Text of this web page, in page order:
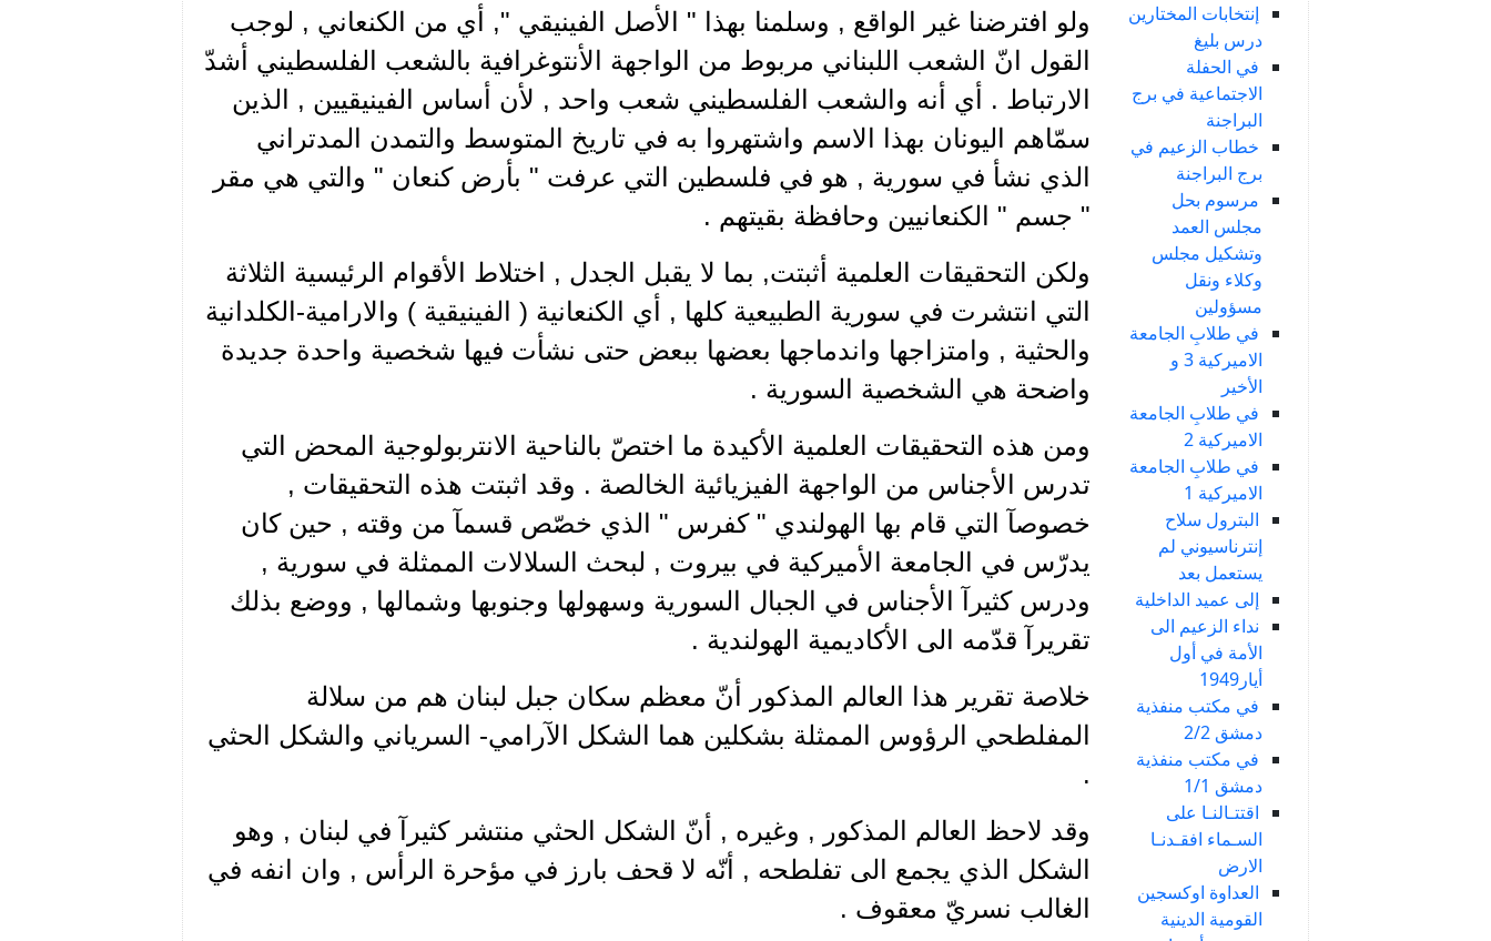
إنتخابات المختارين
درس بليغ
في الحفلة
الاجتماعية في برج
البراجنة
خطاب الزعيم في
برج البراجنة
مرسوم بحل
مجلس العمد
وتشكيل مجلس
وكلاء ونقل
مسؤولين
في طلابِ الجامعة
الاميركية 3 و
الأخير
في طلابِ الجامعة
الاميركية 2
في طلابِ الجامعة
الاميركية 1
البترول سلاح
إنترناسيوني لم
يستعمل بعد
إلى عميد الداخلية
نداء الزعيم الى
الأمة في أول
أيار1949
في مكتب منفذية
دمشق 2/2
في مكتب منفذية
دمشق 1/1
اقتتـالنـا على
السـماء افقـدنـا
الارض
العداوة اوكسجين
القومية الدينية
ولو افترضنا غير الواقع , وسلمنا بهذا " الأصل الفينيقي ", أي من الكنعاني , لوجب
القول انّ الشعب اللبناني مربوط من الواجهة الأنتوغرافية بالشعب الفلسطيني أشدّ
الارتباط . أي أنه والشعب الفلسطيني شعب واحد , لأن أساس الفينيقيين , الذين
سمّاهم اليونان بهذا الاسم واشتهروا به في تاريخ المتوسط والتمدن المدتراني
الذي نشأ في سورية , هو في فلسطين التي عرفت " بأرض كنعان " والتي هي مقر
" جسم " الكنعانيين وحافظة بقيتهم .
ولكن التحقيقات العلمية أثبتت, بما لا يقبل الجدل , اختلاط الأقوام الرئيسية الثلاثة
التي انتشرت في سورية الطبيعية كلها , أي الكنعانية ( الفينيقية ) والارامية-الكلدانية
والحثية , وامتزاجها واندماجها بعضها ببعض حتى نشأت فيها شخصية واحدة جديدة
واضحة هي الشخصية السورية .
ومن هذه التحقيقات العلمية الأكيدة ما اختصّ بالناحية الانتربولوجية المحض التي
تدرس الأجناس من الواجهة الفيزيائية الخالصة . وقد اثبتت هذه التحقيقات ,
خصوصآ التي قام بها الهولندي " كفرس " الذي خصّص قسمآ من وقته , حين كان
يدرّس في الجامعة الأميركية في بيروت , لبحث السلالات الممثلة في سورية ,
ودرس كثيرآ الأجناس في الجبال السورية وسهولها وجنوبها وشمالها , ووضع بذلك
تقريرآ قدّمه الى الأكاديمية الهولندية .
خلاصة تقرير هذا العالم المذكور أنّ معظم سكان جبل لبنان هم من سلالة
المفلطحي الرؤوس الممثلة بشكلين هما الشكل الآرامي- السرياني والشكل الحثي
.
وقد لاحظ العالم المذكور , وغيره , أنّ الشكل الحثي منتشر كثيرآ في لبنان , وهو
الشكل الذي يجمع الى تفلطحه , أنّه لا قحف بارز في مؤحرة الرأس , وان انفه في
الغالب نسريّ معقوف .